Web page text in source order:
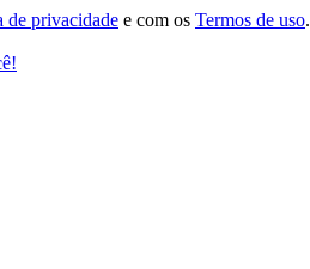
de privacidade e com os Termos de uso.